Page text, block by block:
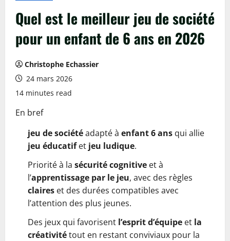
Quel est le meilleur jeu de société
pour un enfant de 6 ans en 2026
Christophe Echassier
24 mars 2026
14 minutes read
En bref
jeu de sociétéadapté à enfant 6 ans qui allie
jeu éducatifet jeu ludique.
Priorité à la sécurité cognitive et à
l’apprentissage par le jeu, avec des règles
claires et des durées compatibles avec
l’attention des plus jeunes.
Des jeux qui favorisent l’esprit d’équipe et la
créativitétout en restant conviviaux pour la